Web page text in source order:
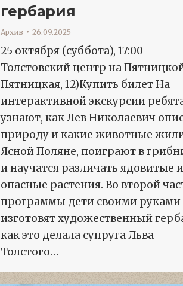
гербария
Архив 26.09.2025
25 октября (суббота), 17:00
Толстовский центр на
Пятницкая, 12)Купить билет На
интерактивной экскурсии
узнают, как Лев Николаевич
природу и какие животные
Ясной Поляне, поиграют в
и научатся различать ядовитые и
опасные растения. Во второй
программы дети своими руками
изготовят художественный
как это делала супруга Льва
Толстого…